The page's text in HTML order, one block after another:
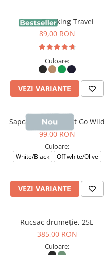
Sapca Trekking Travel
89,00 RON
Culoare:
VEZI VARIANTE
Sapca Darwin, print Go Wild
99,00 RON
Culoare:
White/Black Off white/Olive
VEZI VARIANTE
Rucsac drumeție, 25L
385,00 RON
Culoare: